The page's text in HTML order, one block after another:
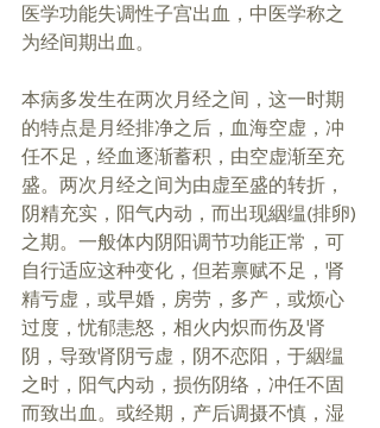
医学功能失调性子宫出血，中医学称之
为经间期出血。
本病多发生在两次月经之间，这一时期
的特点是月经排净之后，血海空虚，冲
任不足，经血逐渐蓄积，由空虚渐至充
盛。两次月经之间为由虚至盛的转折，
阴精充实，阳气内动，而出现絪缊(排卵)
之期。一般体内阴阳调节功能正常，可
自行适应这种变化，但若禀赋不足，肾
精亏虚，或早婚，房劳，多产，或烦心
过度，忧郁恚怒，相火内炽而伤及肾
阴，导致肾阴亏虚，阴不恋阳，于絪缊
之时，阳气内动，损伤阴络，冲任不固
而致出血。或经期，产后调摄不慎，湿